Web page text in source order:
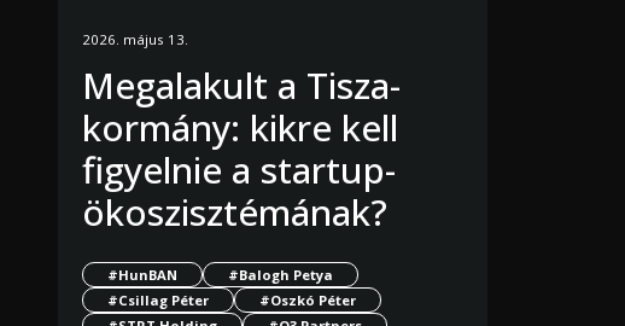
2026. május 13.
Megalakult a Tisza-
kormány: kikre kell
figyelnie a startup-
ökoszisztémának?
#HunBAN
#Balogh Petya
#Csillag Péter
#Oszkó Péter